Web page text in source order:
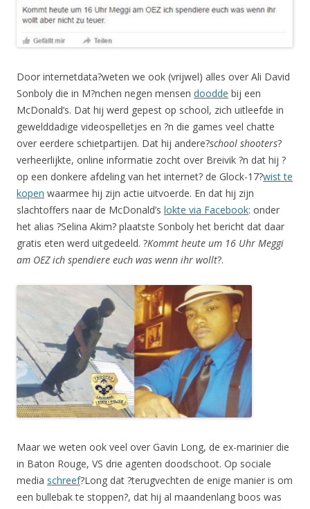
Door internetdata?weten we ook (vrijwel) alles over Ali David
Sonboly die in M?nchen negen mensen doodde bij een
McDonald’s. Dat hij werd gepest op school, zich uitleefde in
gewelddadige videospelletjes en ?n die games veel chatte
over eerdere schietpartijen. Dat hij andere?school shooters?
verheerlijkte, online informatie zocht over Breivik ?n dat hij ?
op een donkere afdeling van het internet? de Glock-17?wist te
kopen waarmee hij zijn actie uitvoerde. En dat hij zijn
slachtoffers naar de McDonald’s lokte via Facebook: onder
het alias ?Selina Akim? plaatste Sonboly het bericht dat daar
gratis eten werd uitgedeeld. ?Kommt heute um 16 Uhr Meggi
am OEZ ich spendiere euch was wenn ihr wollt?.
Maar we weten ook veel over Gavin Long, de ex-marinier die
in Baton Rouge, VS drie agenten doodschoot. Op sociale
media schreef?Long dat ?terugvechten de enige manier is om
een bullebak te stoppen?, dat hij al maandenlang boos was